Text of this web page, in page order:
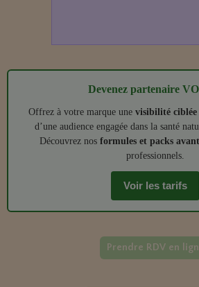
Devenez partenaire
Offrez à votre marque une visibilité
d’une audience engagée dans la santé
Découvrez nos formules et packs
professionnels.
Voir les tarifs
Prendre RDV en